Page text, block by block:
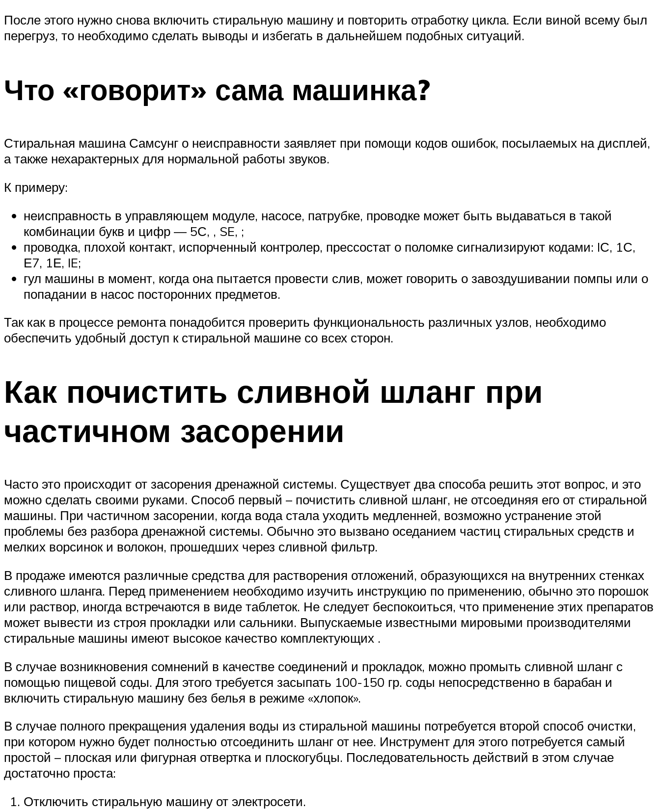
После этого нужно снова включить стиральную машину и повторить отработку цикла. Если виной всему был
перегруз, то необходимо сделать выводы и избегать в дальнейшем подобных ситуаций.
Что «говорит» сама машинка?
Стиральная машина Самсунг о неисправности заявляет при помощи кодов ошибок, посылаемых на дисплей,
а также нехарактерных для нормальной работы звуков.
К примеру:
неисправность в управляющем модуле, насосе, патрубке, проводке может быть выдаваться в такой
комбинации букв и цифр — 5С, , SE, ;
проводка, плохой контакт, испорченный контролер, прессостат о поломке сигнализируют кодами: IС, 1С,
Е7, 1Е, IE;
гул машины в момент, когда она пытается провести слив, может говорить о завоздушивании помпы или о
попадании в насос посторонних предметов.
Так как в процессе ремонта понадобится проверить функциональность различных узлов, необходимо
обеспечить удобный доступ к стиральной машине со всех сторон.
Как почистить сливной шланг при
частичном засорении
Часто это происходит от засорения дренажной системы. Существует два способа решить этот вопрос, и это
можно сделать своими руками. Способ первый – почистить сливной шланг, не отсоединяя его от стиральной
машины. При частичном засорении, когда вода стала уходить медленней, возможно устранение этой
проблемы без разбора дренажной системы. Обычно это вызвано оседанием частиц стиральных средств и
мелких ворсинок и волокон, прошедших через сливной фильтр.
В продаже имеются различные средства для растворения отложений, образующихся на внутренних стенках
сливного шланга. Перед применением необходимо изучить инструкцию по применению, обычно это порошок
или раствор, иногда встречаются в виде таблеток. Не следует беспокоиться, что применение этих препаратов
может вывести из строя прокладки или сальники. Выпускаемые известными мировыми производителями
стиральные машины имеют высокое качество комплектующих .
В случае возникновения сомнений в качестве соединений и прокладок, можно промыть сливной шланг с
помощью пищевой соды. Для этого требуется засыпать 100-150 гр. соды непосредственно в барабан и
включить стиральную машину без белья в режиме «хлопок».
В случае полного прекращения удаления воды из стиральной машины потребуется второй способ очистки,
при котором нужно будет полностью отсоединить шланг от нее. Инструмент для этого потребуется самый
простой – плоская или фигурная отвертка и плоскогубцы. Последовательность действий в этом случае
достаточно проста:
Отключить стиральную машину от электросети.